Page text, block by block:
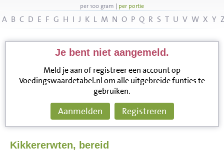
per 100 gram | per portie
A B C D E F G H I J K L M N O P Q R S T U V W X Y
Je bent niet aangemeld.
Meld je aan of registreer een account op
Voedingswaardetabel.nl om alle uitgebreide funties te
gebruiken.
Aanmelden Registreren
Kikkererwten, bereid